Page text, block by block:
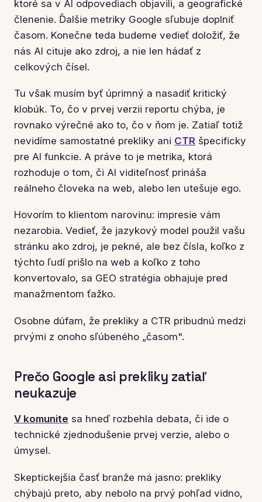
ktoré sa v AI odpovediach objavili, a geografické
členenie. Ďalšie metriky Google sľubuje doplniť
časom. Konečne teda budeme vedieť doložiť, že
nás AI cituje ako zdroj, a nie len hádať z
celkových čísel.
Tu však musím byť úprimný a nasadiť kritický
klobúk. To, čo v prvej verzii reportu chýba, je
rovnako výrečné ako to, čo v ňom je. Zatiaľ totiž
nevidíme samostatné prekliky ani CTR špecificky
pre AI funkcie. A práve to je metrika, ktorá
rozhoduje o tom, či AI viditeľnosť prináša
reálneho človeka na web, alebo len utešuje ego.
Hovorím to klientom narovinu: impresie vám
nezarobia. Vedieť, že jazykový model použil vašu
stránku ako zdroj, je pekné, ale bez čísla, koľko z
týchto ľudí prišlo na web a koľko z toho
konvertovalo, sa GEO stratégia obhajuje pred
manažmentom ťažko.
Osobne dúfam, že prekliky a CTR pribudnú medzi
prvými z onoho sľúbeného „časom".
Prečo Google asi prekliky zatiaľ
neukazuje
V komunite sa hneď rozbehla debata, či ide o
technické zjednodušenie prvej verzie, alebo o
úmysel.
Skeptickejšia časť branže má jasno: prekliky
chýbajú preto, aby nebolo na prvý pohľad vidno,